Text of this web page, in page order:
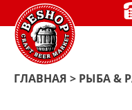
ГЛАВНАЯ > РЫБА &